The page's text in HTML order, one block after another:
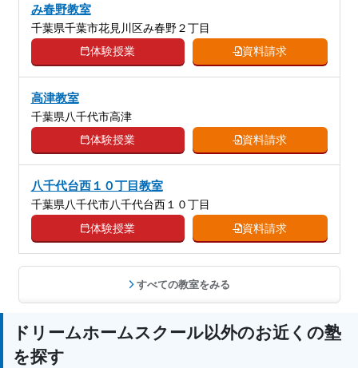
み春野教室
千葉県千葉市花見川区み春野２丁目
体験授業
資料請求
高津教室
千葉県八千代市高津
体験授業
資料請求
八千代台西１０丁目教室
千葉県八千代市八千代台西１０丁目
体験授業
資料請求
すべての教室をみる
ドリームホームスクール以外のお近くの塾
を探す